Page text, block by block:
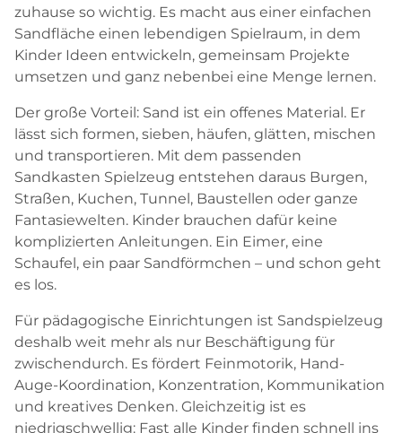
zuhause so wichtig. Es macht aus einer einfachen
Sandfläche einen lebendigen Spielraum, in dem
Kinder Ideen entwickeln, gemeinsam Projekte
umsetzen und ganz nebenbei eine Menge lernen.
Der große Vorteil: Sand ist ein offenes Material. Er
lässt sich formen, sieben, häufen, glätten, mischen
und transportieren. Mit dem passenden
Sandkasten Spielzeug entstehen daraus Burgen,
Straßen, Kuchen, Tunnel, Baustellen oder ganze
Fantasiewelten. Kinder brauchen dafür keine
komplizierten Anleitungen. Ein Eimer, eine
Schaufel, ein paar Sandförmchen – und schon geht
es los.
Für pädagogische Einrichtungen ist Sandspielzeug
deshalb weit mehr als nur Beschäftigung für
zwischendurch. Es fördert Feinmotorik, Hand-
Auge-Koordination, Konzentration, Kommunikation
und kreatives Denken. Gleichzeitig ist es
niedrigschwellig: Fast alle Kinder finden schnell ins